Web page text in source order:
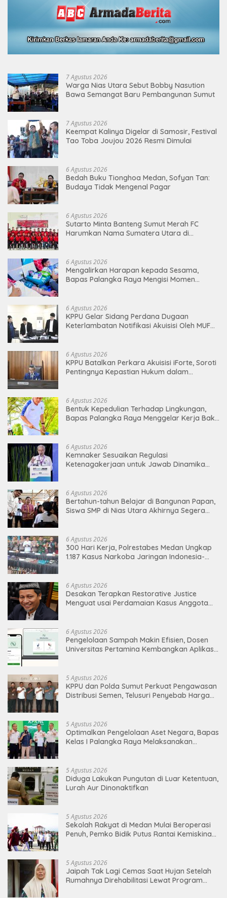
7 Agustus 2026
Warga Nias Utara Sebut Bobby Nasution
Bawa Semangat Baru Pembangunan Sumut
7 Agustus 2026
Keempat Kalinya Digelar di Samosir, Festival
Tao Toba Joujou 2026 Resmi Dimulai
6 Agustus 2026
Bedah Buku Tionghoa Medan, Sofyan Tan:
Budaya Tidak Mengenal Pagar
6 Agustus 2026
Sutarto Minta Banteng Sumut Merah FC
Harumkan Nama Sumatera Utara di
6 Agustus 2026
Mengalirkan Harapan kepada Sesama,
Bapas Palangka Raya Mengisi Momen
6 Agustus 2026
KPPU Gelar Sidang Perdana Dugaan
Keterlambatan Notifikasi Akuisisi Oleh MUFG
6 Agustus 2026
KPPU Batalkan Perkara Akuisisi iForte, Soroti
Pentingnya Kepastian Hukum dalam
6 Agustus 2026
Bentuk Kepedulian Terhadap Lingkungan,
Bapas Palangka Raya Menggelar Kerja Bakti
6 Agustus 2026
Kemnaker Sesuaikan Regulasi
Ketenagakerjaan untuk Jawab Dinamika
6 Agustus 2026
Bertahun-tahun Belajar di Bangunan Papan,
Siswa SMP di Nias Utara Akhirnya Segera
6 Agustus 2026
300 Hari Kerja, Polrestabes Medan Ungkap
1.187 Kasus Narkoba Jaringan Indonesia-
6 Agustus 2026
Desakan Terapkan Restorative Justice
Menguat usai Perdamaian Kasus Anggota
6 Agustus 2026
Pengelolaan Sampah Makin Efisien, Dosen
Universitas Pertamina Kembangkan Aplikasi
5 Agustus 2026
KPPU dan Polda Sumut Perkuat Pengawasan
Distribusi Semen, Telusuri Penyebab Harga
5 Agustus 2026
Optimalkan Pengelolaan Aset Negara, Bapas
Kelas I Palangka Raya Melaksanakan
5 Agustus 2026
Diduga Lakukan Pungutan di Luar Ketentuan,
Lurah Aur Dinonaktifkan
5 Agustus 2026
Sekolah Rakyat di Medan Mulai Beroperasi
Penuh, Pemko Bidik Putus Rantai Kemiskinan
5 Agustus 2026
Jaipah Tak Lagi Cemas Saat Hujan Setelah
Rumahnya Direhabilitasi Lewat Program